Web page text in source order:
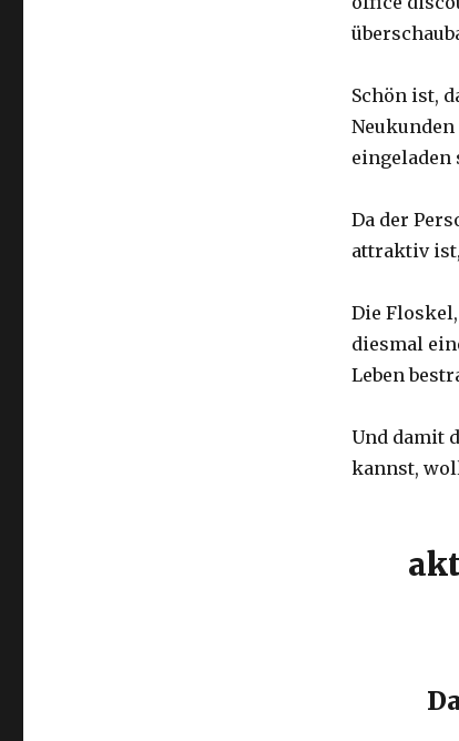
Schön ist,
eingeladen
Da der
attraktiv
Die
diesmal
Leben
Und damit
kannst,